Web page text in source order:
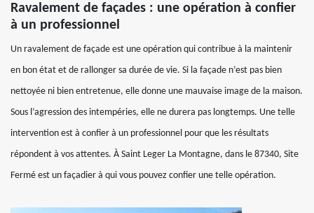
Ravalement de façades : une opération à confier
à un professionnel
Un ravalement de façade est une opération qui contribue à la maintenir
en bon état et de rallonger sa durée de vie. Si la façade n’est pas bien
nettoyée ni bien entretenue, elle donne une mauvaise image de la maison.
Sous l’agression des intempéries, elle ne durera pas longtemps. Une telle
intervention est à confier à un professionnel pour que les résultats
répondent à vos attentes. À Saint Leger La Montagne, dans le 87340, Site
Fermé est un façadier à qui vous pouvez confier une telle opération.